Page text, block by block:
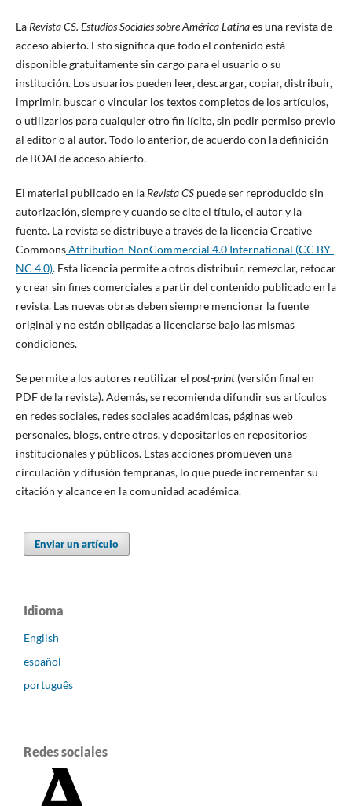
La Revista CS. Estudios Sociales sobre América Latinaes una revista de
acceso abierto. Esto significa que todo el contenido está
disponible gratuitamente sin cargo para el usuario o su
institución. Los usuarios pueden leer, descargar, copiar, distribuir,
imprimir, buscar o vincular los textos completos de los artículos,
o utilizarlos para cualquier otro fin lícito, sin pedir permiso previo
al editor o al autor. Todo lo anterior, de acuerdo con la definición
de BOAI de acceso abierto.
El material publicado en la Revista CSpuede ser reproducido sin
autorización, siempre y cuando se cite el título, el autor y la
fuente. La revista se distribuye a través de la licencia Creative
CommonsAttribution-NonCommercial 4.0 International (CC BY-
NC 4.0). Esta licencia permite a otros distribuir, remezclar, retocar
y crear sin fines comerciales a partir del contenido publicado en la
revista. Las nuevas obras deben siempre mencionar la fuente
original y no están obligadas a licenciarse bajo las mismas
condiciones.
Se permite a los autores reutilizar el post-print(versión final en
PDF de la revista). Además, se recomienda difundir sus artículos
en redes sociales, redes sociales académicas, páginas web
personales, blogs, entre otros, y depositarlos en repositorios
institucionales y públicos. Estas acciones promueven una
circulación y difusión tempranas, lo que puede incrementar su
citación y alcance en la comunidad académica.
Enviar un artículo
Idioma
English
español
português
Redes sociales